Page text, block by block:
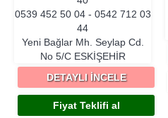
0539 452 50 04 - 0542 712 03
44
Yeni Bağlar Mh. Seylap Cd.
No 5/C ESKIŞEHIR
DETAYLI İNCELE
Fiyat Teklifi al